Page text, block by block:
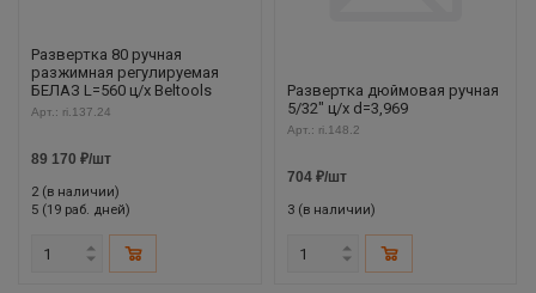
Развертка 80 ручная
разжимная регулируемая
БЕЛАЗ L=560 ц/х Beltools
Арт.: ri.137.24
89 170 ₽/шт
2 (в наличии)
5 (19 раб. дней)
Развертка дюймовая ручная
5/32" ц/х d=3,969
Арт.: ri.148.2
704₽/шт
3 (в наличии)